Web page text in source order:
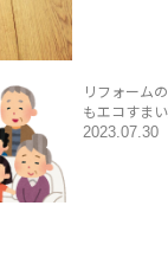
リフォーム
もエコすま
2023.07.30